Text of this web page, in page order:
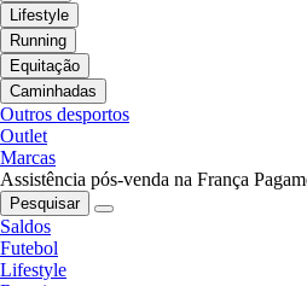
Lifestyle
Running
Equitação
Caminhadas
Outros desportos
Outlet
Marcas
Assistência pós-venda na França
Pesquisar
Saldos
Futebol
Lifestyle